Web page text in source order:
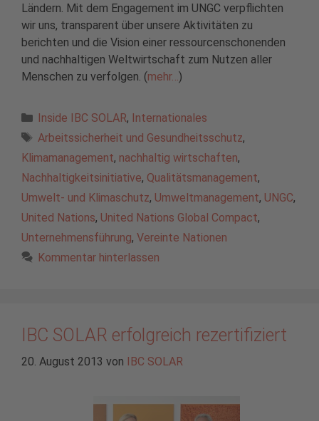
Ländern. Mit dem Engagement im UNGC verpflichten
wir uns, transparent über unsere Aktivitäten zu
berichten und die Vision einer ressourcenschonenden
und nachhaltigen Weltwirtschaft zum Nutzen aller
Menschen zu verfolgen. (mehr…)
Kategorien
Inside IBC SOLAR, Internationales
Schlagwörter
Arbeitssicherheit und Gesundheitsschutz,
Klimamanagement, nachhaltig wirtschaften,
Nachhaltigkeitsinitiative, Qualitätsmanagement,
Umwelt- und Klimaschutz, Umweltmanagement, UNGC,
United Nations, United Nations Global Compact,
Unternehmensführung, Vereinte Nationen
Kommentar hinterlassen
IBC SOLAR erfolgreich rezertifiziert
20. August 2013 von IBC SOLAR